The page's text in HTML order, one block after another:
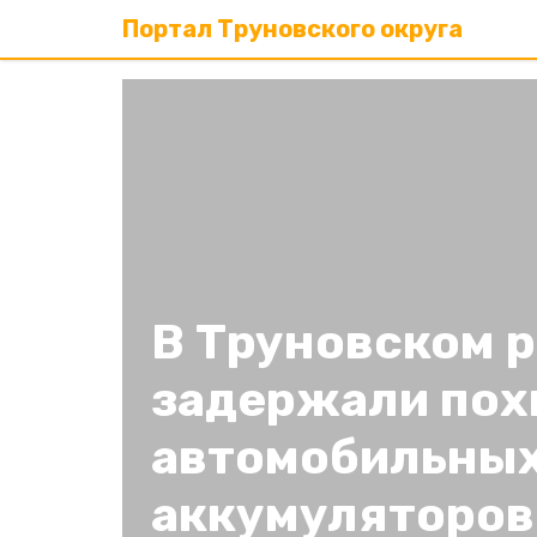
Портал Труновского округа
В Труновском
задержали
аккумуляторов